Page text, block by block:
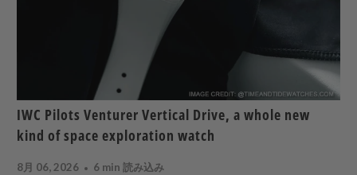
IWC Pilots Venturer Vertical Drive, a whole new
kind of space exploration watch
8月 06, 2026 6 min 読み込み